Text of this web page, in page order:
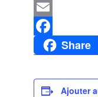
Email
FacebookShare
Ajouter